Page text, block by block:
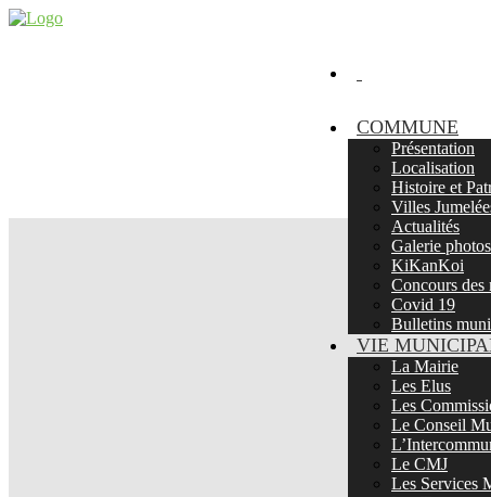
COMMUNE
Présentation
Localisation
Histoire et
Villes
Actualités
Galerie photos
KiKanKoi
Concours des
Covid 19
Bulletins
VIE
La Mairie
Les Elus
Les
Le Conseil
Le CMJ
Les Services